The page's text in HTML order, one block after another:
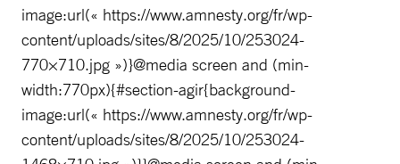
image:url(« https://www.amnesty.org/fr/wp-
content/uploads/sites/8/2025/10/253024-
770×710.jpg »)}@media screen and (min-
width:770px){#section-agir{background-
image:url(« https://www.amnesty.org/fr/wp-
content/uploads/sites/8/2025/10/253024-